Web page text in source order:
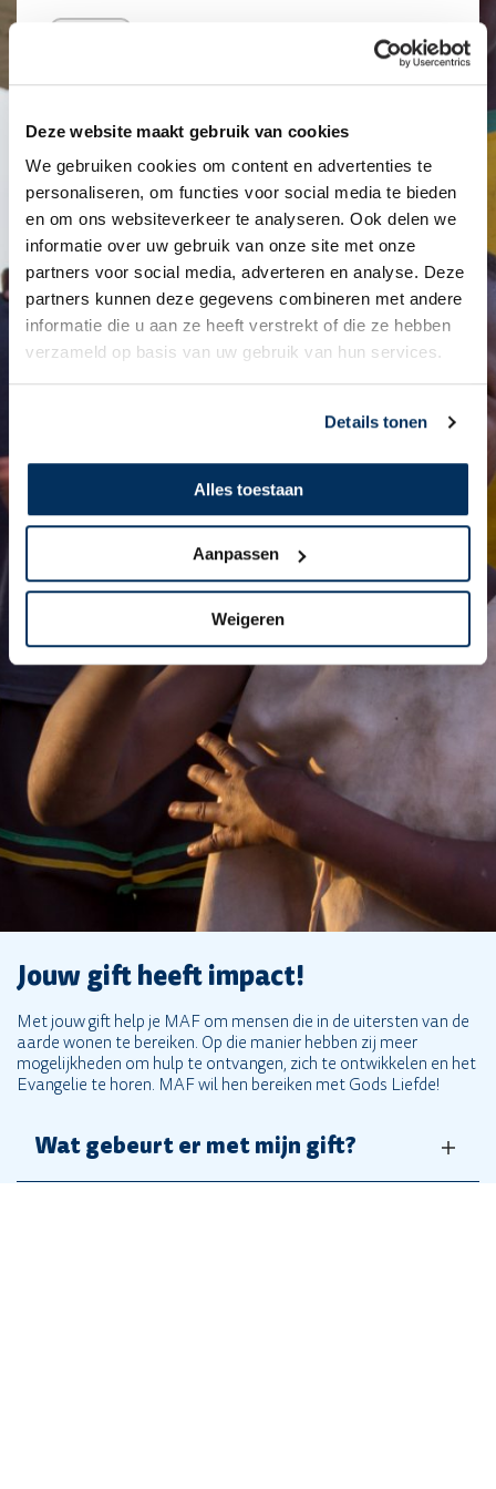
Deze website maakt gebruik van cookies
We gebruiken cookies om content en advertenties te
personaliseren, om functies voor social media te bieden
en om ons websiteverkeer te analyseren. Ook delen we
informatie over uw gebruik van onze site met onze
partners voor social media, adverteren en analyse. Deze
partners kunnen deze gegevens combineren met andere
informatie die u aan ze heeft verstrekt of die ze hebben
verzameld op basis van uw gebruik van hun services.
Details tonen
Alles toestaan
Aanpassen
Weigeren
Jouw gift heeft impact!
Met jouw gift help je MAF om mensen die in de uitersten van de
aarde wonen te bereiken. Op die manier hebben zij meer
mogelijkheden om hulp te ontvangen, zich te ontwikkelen en het
Evangelie te horen. MAF wil hen bereiken met Gods Liefde!
Wat gebeurt er met mijn gift?